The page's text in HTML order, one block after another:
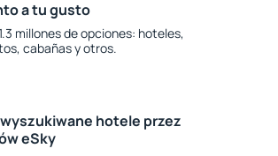
a tu gusto
millones de opciones: hoteles,
cabañas y otros.
hotele przez
eSky